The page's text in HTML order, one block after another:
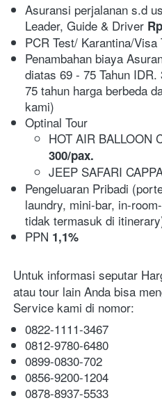
Asuransi perjalanan s.d
Leader, Guide & Driver
PCR Test/ Karantina/
Penambahan biaya
diatas 69 - 75 Tahun
75 tahun harga berbeda
kami)
Optinal Tour
HOT AIR BALLOON
300/pax.
JEEP SAFARI
Pengeluaran Pribadi
laundry, mini-bar, in-
tidak termasuk di
PPN 1,1%
Untuk informasi seputar
atau tour lain Anda bisa
Service kami di nomor:
0822-1111-3467
0812-9780-6480
0899-0830-702
0856-9200-1204
0878-8937-5533